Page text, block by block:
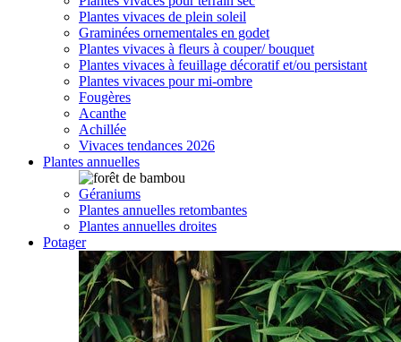
Plantes vivaces de plein soleil
Graminées ornementales en godet
Plantes vivaces à fleurs à couper/ bouquet
Plantes vivaces à feuillage décoratif et/ou persistant
Plantes vivaces pour mi-ombre
Fougères
Acanthe
Achillée
Vivaces tendances 2026
Plantes annuelles
Géraniums
Plantes annuelles retombantes
Plantes annuelles droites
Potager